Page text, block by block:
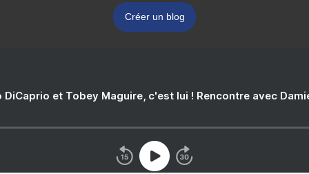
Créer un blog
DiCaprio et Tobey Maguire, c'est lui ! Rencontre avec